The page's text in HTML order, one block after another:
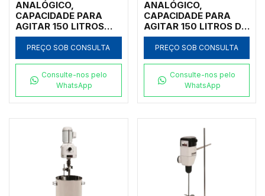
ANALÓGICO,
CAPACIDADE PARA
AGITAR 150 LITROS
ÁGUA OU 6 Kg, CREME
ALTA VISCOSIDADE
ROTAÇÃO 90-400
PARA FIXAÇÃO EM
CIMA DE BANCADA
HASTE E HÉLICE TIPO
0723S2
PREÇO SOB CONSULTA
Consulte-nos pelo
WhatsApp
ANALÓGICO,
CAPACIDADE PARA
AGITAR 150 LITROS DE
ÁGUA OU 12 KG DE
CREME, ALTA
VISCOSIDADE,
RPM, COM SUPORTE
PLANETÁRIO, HASTE E
HÉLICE TIPO NAVAL,
PREÇO SOB CONSULTA
Consulte-nos pelo
WhatsApp